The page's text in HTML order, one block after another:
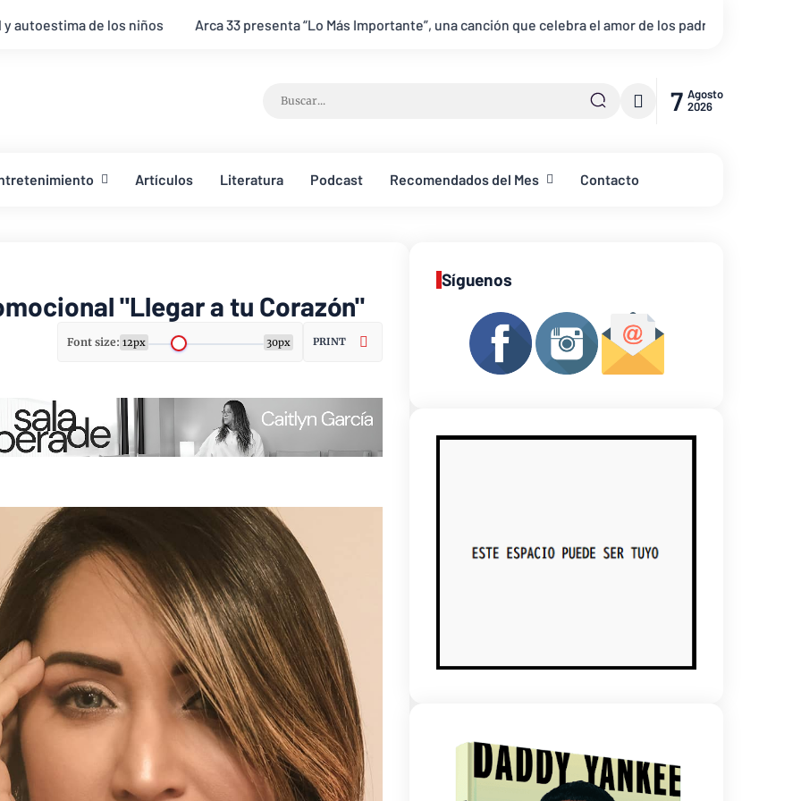
Arca 33 presenta “Lo Más Importante”, una canción que celebra el amor de los padres y el legado de la fe
7 Agosto
2026
Artículos Literatura Podcast Recomendados del Mes Contacto
"Llegar a tu Corazón"
Font size: 12px 30px PRINT
Síguenos